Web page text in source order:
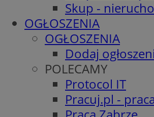
Skup -
OGŁOSZENIA
OGŁOSZENIA
Dodaj
POLECAMY
Protocol IT
Pracuj.pl -